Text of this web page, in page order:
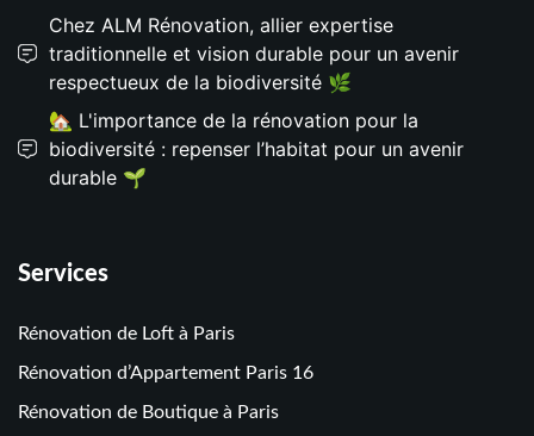
Chez ALM Rénovation, allier expertise
traditionnelle et vision durable pour un avenir
respectueux de la biodiversité 🌿
🏡 L'importance de la rénovation pour la
biodiversité : repenser l’habitat pour un avenir
durable 🌱
Services
Rénovation de Loft à Paris
Rénovation d’Appartement Paris 16
Rénovation de Boutique à Paris